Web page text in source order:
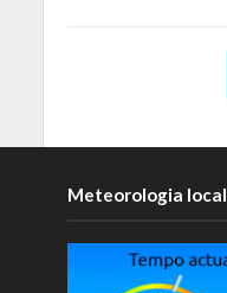
Meteorologia local